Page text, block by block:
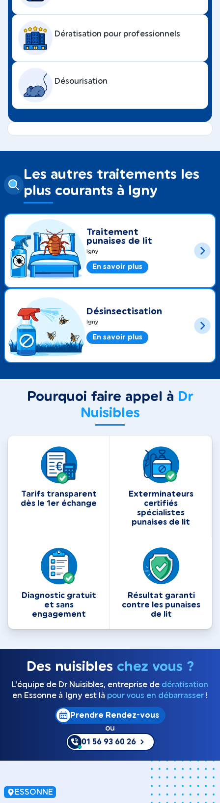
Dératisation pour professionnels
Désourisation
Les autres traitements les
plus courants à Igny
Traitement
punaises de lit
Igny
En savoir plus
Désinsectisation
Igny
En savoir plus
Pourquoi faire appel à Dr
Nuisibles
Tarifs transparent
dès le 1er échange
Exterminateurs
certifiés
spécialistes
punaises de lit
Diagnostic gratuit
et sans
engagement
Résultat garanti
contre les punaises
de lit
Des nuisibles chez vous ?
L’équipe de Dr Nuisibles, entreprise de dératisation
en Essonne à Igny est là pour vous en débarrasser !
Prendre Rendez-vous
ou
01 56 93 60 26
ESSONNE